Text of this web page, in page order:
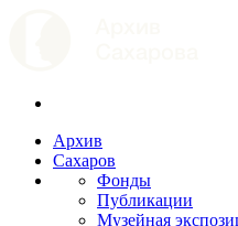
Архив
Сахаров
Фонды
Публикации
Музейная